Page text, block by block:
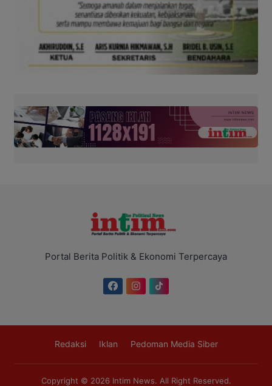
Portal Berita Politik & Ekonomi Terpercaya
Redaksi Iklan Pedoman Media Siber
Copyright © 2026 Intim News. All Right Reserved.